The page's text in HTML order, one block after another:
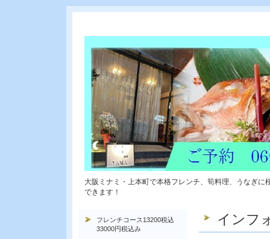
大阪ミナミ・上本町で本格フレンチ、筍料理、うなぎ
できます！
インフ
フレンチコース13200税込
33000円税込み